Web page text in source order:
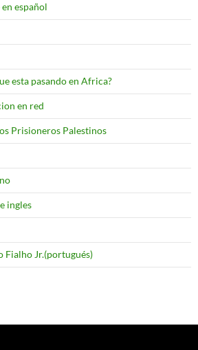
español
esta pasando en Africa?
en red
Prisioneros Palestinos
ingles
Fialho Jr.(portugués)